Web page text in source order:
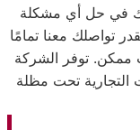
في حل أي مشكلة
تواصلك معنا تمامًا
ممكن. توفر الشركة
التجارية تحت مظلة